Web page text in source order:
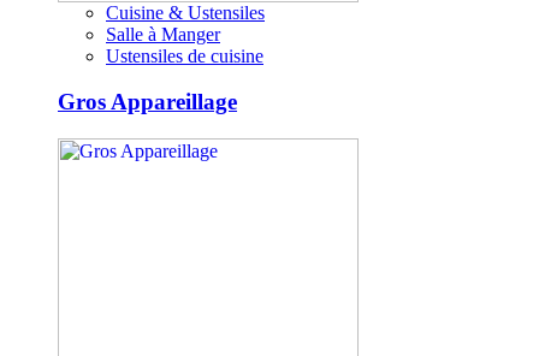
Cuisine & Ustensiles
Salle à Manger
Ustensiles de cuisine
Gros Appareillage